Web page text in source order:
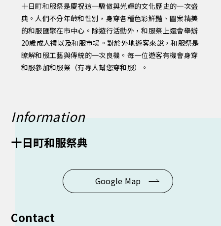
十日町和服祭是慶祝這一驕傲與光輝的文化歷史的一次盛
典。人們不分年齡和性別，身穿各種色彩鮮豔、圖案精美
的和服匯聚在市中心。除遊行活動外，和服祭上還會舉辦
20歲成人禮以及和服市場。對於外地遊客來說，和服祭是
瞭解和服工藝與傳統的一次良機。每一位遊客有機會身穿
和服參加和服祭（有專人幫您穿和服）。
Information
十日町和服祭典
Google Map
Contact